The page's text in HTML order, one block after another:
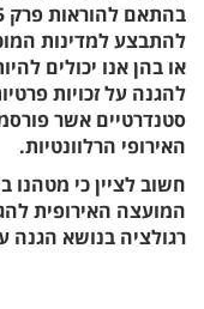
להתבצע למדינות
או בהן אנו יכולים
להגנה על זכויות
סטנדרטיים אשר
האירופי הרלוונטיות.
חשוב לציין כי
המועצה האירופית
רגולציה בנושא הגנה